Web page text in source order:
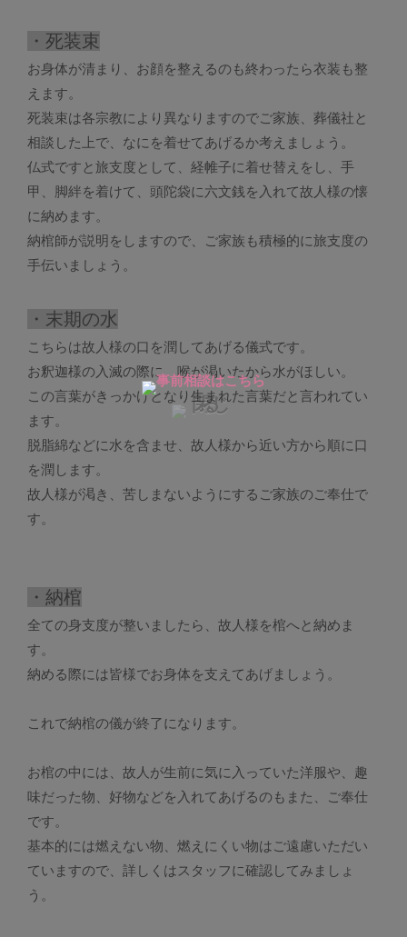
・死装束
お身体が清まり、お顔を整えるのも終わったら衣装も整
えます。
死装束は各宗教により異なりますのでご家族、葬儀社と
相談した上で、なにを着せてあげるか考えましょう。
仏式ですと旅支度として、経帷子に着せ替えをし、手
甲、脚絆を着けて、頭陀袋に六文銭を入れて故人様の懐
に納めます。
納棺師が説明をしますので、ご家族も積極的に旅支度の
手伝いましょう。
・末期の水
こちらは故人様の口を潤してあげる儀式です。
お釈迦様の入滅の際に、喉が渇いたから水がほしい。
この言葉がきっかけとなり生まれた言葉だと言われてい
ます。
脱脂綿などに水を含ませ、故人様から近い方から順に口
を潤します。
故人様が渇き、苦しまないようにするご家族のご奉仕で
す。
・納棺
全ての身支度が整いましたら、故人様を棺へと納めま
す。
納める際には皆様でお身体を支えてあげましょう。
これで納棺の儀が終了になります。
お棺の中には、故人が生前に気に入っていた洋服や、趣
味だった物、好物などを入れてあげるのもまた、ご奉仕
です。
基本的には燃えない物、燃えにくい物はご遠慮いただい
ていますので、詳しくはスタッフに確認してみましょ
う。